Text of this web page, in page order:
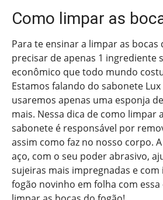
Como limpar as
Para te ensinar a limpar as bocas
precisar de apenas 1 ingrediente
econômico que todo mundo
Estamos falando do sabonete
usaremos apenas uma esponja
mais. Nessa dica de como limpar
sabonete é responsável por
assim como faz no nosso corpo.
aço, com o seu poder abrasivo,
sujeiras mais impregnadas e
fogão novinho em folha com essa